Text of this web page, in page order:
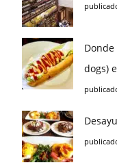
dogs)